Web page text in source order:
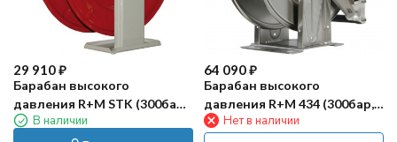
29 910₽
Барабан высокого
давления R+M STK (300бар,
15м, окраш)
В наличии
64 090₽
Барабан высокого
давления R+M 434 (300бар,
21м, нерж)
Нет в наличии